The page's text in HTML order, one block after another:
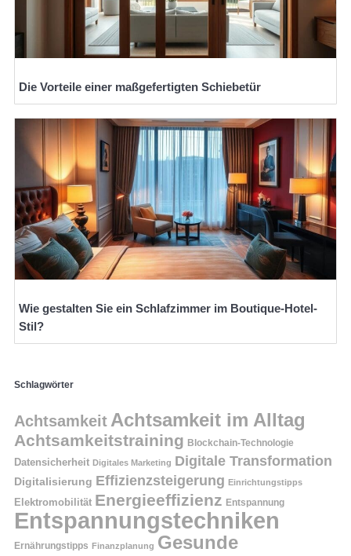
Die Vorteile einer maßgefertigten Schiebetür
Wie gestalten Sie ein Schlafzimmer im Boutique-Hotel-
Stil?
Schlagwörter
Achtsamkeit Achtsamkeit im Alltag
Achtsamkeitstraining Blockchain-Technologie
Datensicherheit Digitales Marketing Digitale Transformation
Digitalisierung Effizienzsteigerung Einrichtungstipps
Elektromobilität Energieeffizienz Entspannung
Entspannungstechniken
Ernährungstipps Finanzplanung Gesunde